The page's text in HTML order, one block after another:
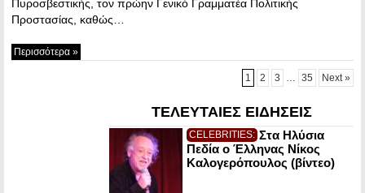
Πυροσβεστικής, τον πρώην Γενικό Γραμματέα Πολιτικής
Προστασίας, καθώς…
Περισσότερα »
1 2 3 35 Next »
ΤΕΛΕΥΤΑΙΕΣ ΕΙΔΗΣΕΙΣ
CELEBRITIES: Στα Ηλύσια
Πεδία ο Έλληνας Νίκος
Καλογερόπουλος (βίντεο)